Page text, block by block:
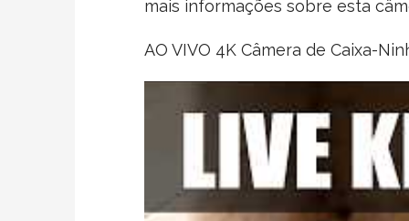
mais informações sobre esta
AO VIVO 4K Câmera de Caixa-